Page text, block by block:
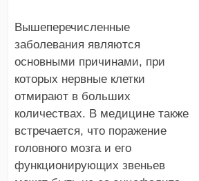
Вышеперечисленные
заболевания являются
основными причинами, при
которых нервные клетки
отмирают в больших
количествах. В медицине также
встречается, что поражение
головного мозга и его
функционирующих звеньев